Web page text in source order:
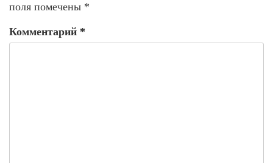
поля помечены *
Комментарий *